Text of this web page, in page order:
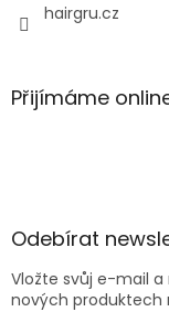
hairgru.cz
Přijímáme
Odebírat
Vložte svůj e-mail
nových produktech